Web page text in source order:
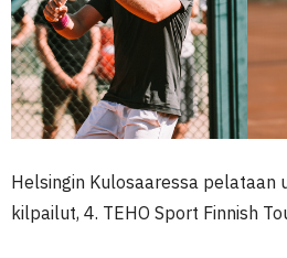
Helsingin Kulosaaressa pelataan
kilpailut, 4. TEHO Sport Finnish